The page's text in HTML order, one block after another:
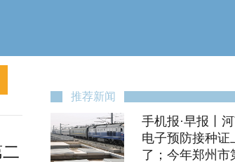
推荐新闻
手机报·早报丨
电子预防接种证
了；今年郑州市